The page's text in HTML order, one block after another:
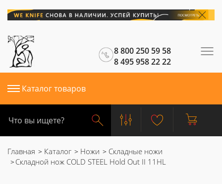
8 800 250 59 58
8 495 958 22 22
Каталог товаров
Главная Каталог Ножи
Складные ножи
Складной нож COLD STEEL Hold Out II 11HL